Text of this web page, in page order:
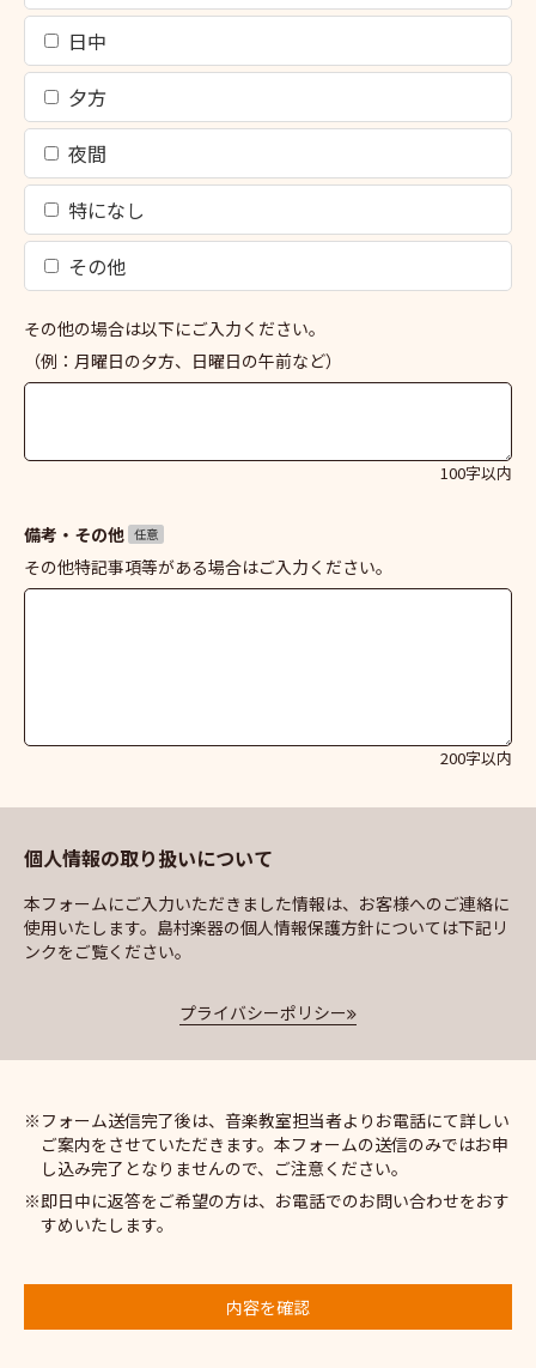
日中
夕方
夜間
特になし
その他
その他の場合は以下にご入力ください。
（例：月曜日の夕方、日曜日の午前など）
100字以内
備考・その他 任意
その他特記事項等がある場合はご入力ください。
200字以内
個人情報の取り扱いについて
本フォームにご入力いただきました情報は、お客様へのご連絡に
使用いたします。島村楽器の個人情報保護方針については下記リ
ンクをご覧ください。
プライバシーポリシー
フォーム送信完了後は、音楽教室担当者よりお電話にて詳しい
ご案内をさせていただきます。本フォームの送信のみではお申
し込み完了となりませんので、ご注意ください。
即日中に返答をご希望の方は、お電話でのお問い合わせをおす
すめいたします。
内容を確認